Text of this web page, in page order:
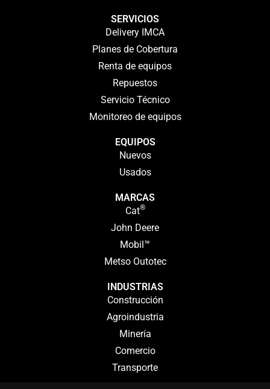
SERVICIOS
Delivery IMCA
Planes de Cobertura
Renta de equipos
Repuestos
Servicio Técnico
Monitoreo de equipos
EQUIPOS
Nuevos
Usados
MARCAS
Cat®
John Deere
Mobil™
Metso Outotec
INDUSTRIAS
Construcción
Agroindustria
Minería
Comercio
Transporte